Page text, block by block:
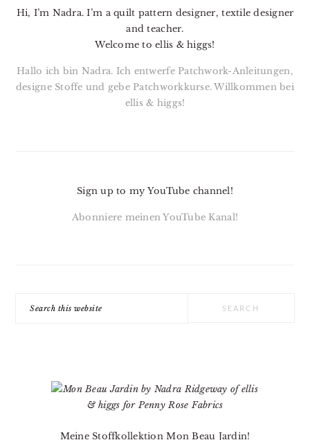
Hi, I’m Nadra. I’m a quilt pattern designer, textile designer
and teacher.
Welcome to ellis & higgs!
Hallo ich bin Nadra. Ich entwerfe Patchwork-Anleitungen,
designe Stoffe und gebe Patchworkkurse. Willkommen bei
ellis & higgs!
Sign up to my YouTube channel!
Abonniere meinen YouTube Kanal!
Meine Stoffkollektion Mon Beau Jardin!